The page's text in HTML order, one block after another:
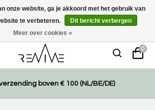
en ethisch gemaakte producten
0
boven € 100 (NL/BE/DE)
onze website, ga je akkoord met het gebruik van
te verbeteren.
Dit bericht verbergen
Meer over cookies »